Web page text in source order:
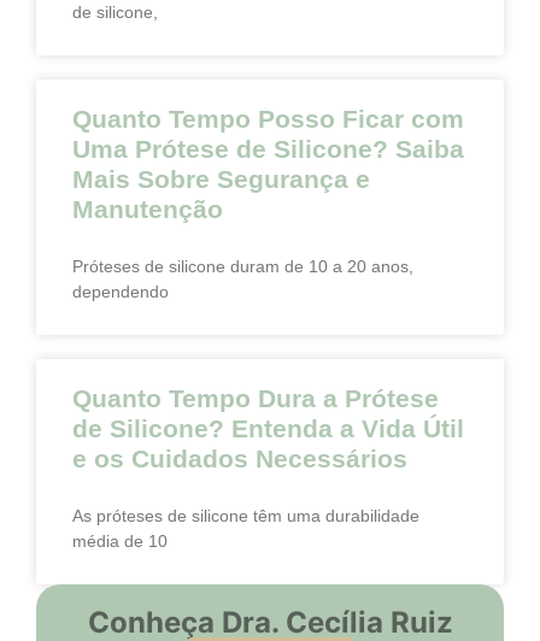
de silicone,
Quanto Tempo Posso Ficar com
Uma Prótese de Silicone? Saiba
Mais Sobre Segurança e
Manutenção
Próteses de silicone duram de 10 a 20 anos,
dependendo
Quanto Tempo Dura a Prótese
de Silicone? Entenda a Vida Útil
e os Cuidados Necessários
As próteses de silicone têm uma durabilidade
média de 10
Conheça Dra. Cecília Ruiz